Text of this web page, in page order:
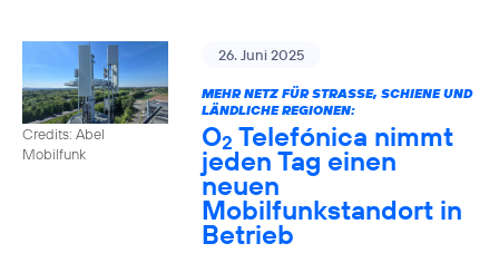
Credits: Abel
Mobilfunk
26. Juni 2025
MEHR NETZ FÜR STRASSE, SCHIENE UND L
ÄNDLICHE REGIONEN:
O2 Telefónica nimmt
jeden Tag einen
neuen
Mobilfunkstandort in
Betrieb